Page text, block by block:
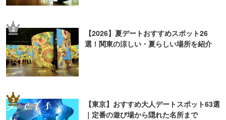
2
【2026】夏デートおすすめスポット26
選！関東の涼しい・夏らしい場所を紹介
3
【東京】おすすめ大人デートスポット63選
｜定番の遊び場から隠れた名所まで